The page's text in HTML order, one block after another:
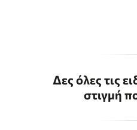
Δες όλες τις
στιγμή